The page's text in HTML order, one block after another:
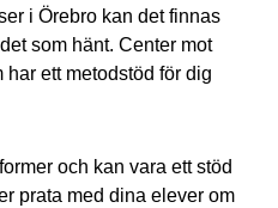
i Örebro kan det finnas
som hänt. Center mot
ett metodstöd för dig
och kan vara ett stöd
prata med dina elever om